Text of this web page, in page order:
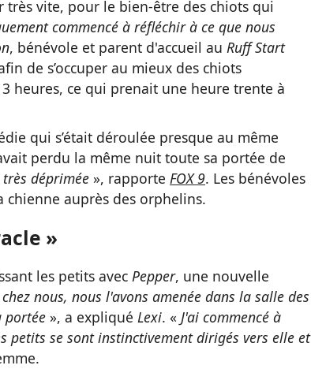
vite, pour le bien-être des chiots qui
commencé à réfléchir à ce que nous
, bénévole et parent d'accueil au Ruff Start
de s’occuper au mieux des chiots
heures, ce qui prenait une heure trente à
qui s’était déroulée presque au même
perdu la même nuit toute sa portée de
déprimée », rapporte FOX 9. Les bénévoles
auprès des orphelins.
»
les petits avec Pepper, une nouvelle
nous, nous l'avons amenée dans la salle des
portée », a expliqué Lexi. « J'ai commencé à
petits se sont instinctivement dirigés vers elle et